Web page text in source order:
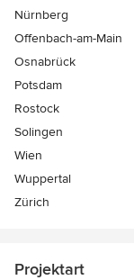
Nürnberg
Offenbach-am-Main
Osnabrück
Potsdam
Rostock
Solingen
Wien
Wuppertal
Zürich
Projektart